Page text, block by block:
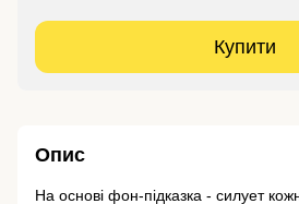
Купити
Опис
На основі фон-підказка - силует